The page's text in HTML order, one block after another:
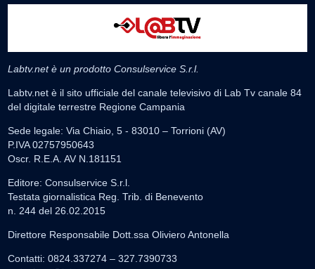
Labtv.net è un prodotto Consulservice S.r.l.
Labtv.net è il sito ufficiale del canale televisivo di Lab Tv canale 84
del digitale terrestre Regione Campania
Sede legale: Via Chiaio, 5 - 83010 – Torrioni (AV)
P.IVA 02757950643
Oscr. R.E.A. AV N.181151
Editore: Consulservice S.r.l.
Testata giornalistica Reg. Trib. di Benevento
n. 244 del 26.02.2015
Direttore Responsabile Dott.ssa Oliviero Antonella
Contatti: 0824.337274 – 327.7390733